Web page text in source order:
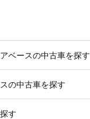
ベースの中古車を探す
の中古車を探す
す